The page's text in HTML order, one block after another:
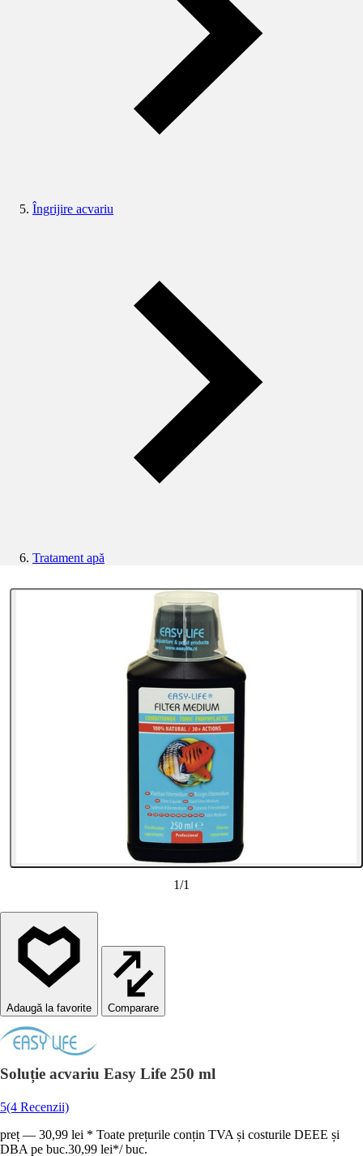
Îngrijire acvariu
Tratament apă
1/1
Comparare
Soluție acvariu Easy Life 250 ml
5(4 Recenzii)
preț — 30,99 lei * Toate prețurile conțin TVA și costurile DEEE și
DBA pe buc.30,99 lei*/ buc.